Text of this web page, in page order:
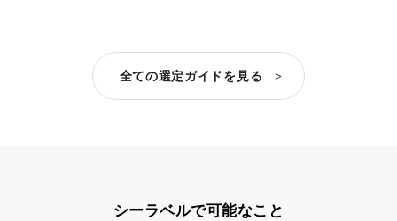
全ての選定ガイドを見る >
シーラベルで可能なこと